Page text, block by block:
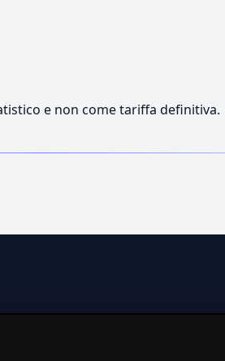
e non come tariffa definitiva.